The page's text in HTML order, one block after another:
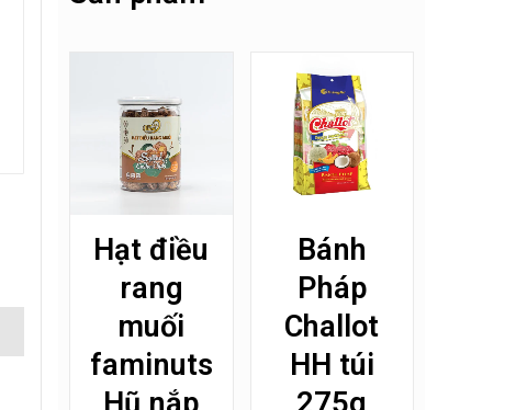
Hạt điều
rang
muối
faminuts
Hũ nắp
Bánh
Pháp
Challot
HH túi
275g